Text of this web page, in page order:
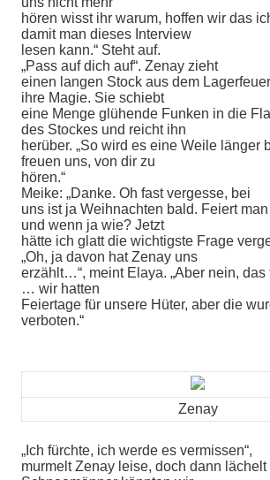
hören wisst ihr warum, hoffen wir das
damit man dieses Interview
lesen kann.“ Steht auf.
„Pass auf dich auf“. Zenay zieht
einen langen Stock aus dem
ihre Magie. Sie schiebt
eine Menge glühende Funken in die
des Stockes und reicht ihn
herüber. „So wird es eine Weile länger
freuen uns, von dir zu
hören.“
Meike: „Danke. Oh fast vergesse, bei
uns ist ja Weihnachten bald. Feiert
und wenn ja wie? Jetzt
hätte ich glatt die wichtigste Frage
„Oh, ja davon hat Zenay uns
erzählt…“, meint Elaya. „Aber nein,
… wir hatten
Feiertage für unsere Hüter, aber die
verboten.“
Zenay
„Ich fürchte, ich werde es vermissen“,
murmelt Zenay leise, doch dann lächelt